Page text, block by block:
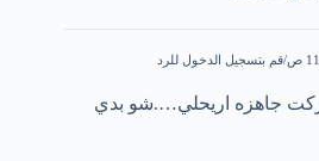
قم بتسجيل الدخول للرد
جاهزه اريحلي….شو بدي